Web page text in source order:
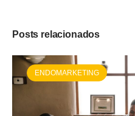
Posts relacionados
ENDOMARKETING